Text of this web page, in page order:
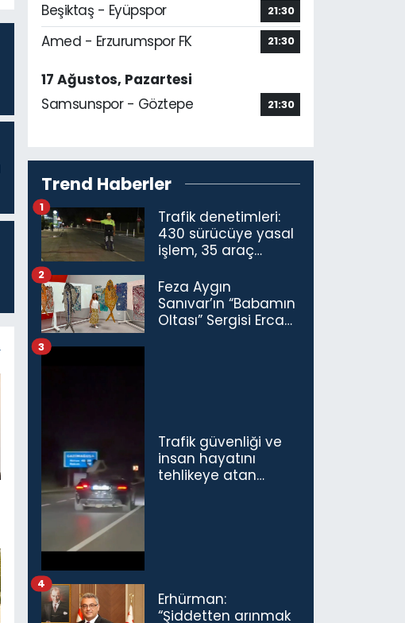
Beşiktaş - Eyüpspor 21:30
Amed - Erzurumspor FK 21:30
17 Ağustos, Pazartesi
Samsunspor - Göztepe
21:30
Trend Haberler
Trafik denetimleri:
430 sürücüye yasal
işlem, 35 araç
1
Feza Aygın
Sanıvar’ın “Babamın
Oltası” Sergisi Ercan
2
Trafik güvenliği ve
insan hayatını
tehlikeye atan
3
Erhürman:
“Şiddetten arınmak
4